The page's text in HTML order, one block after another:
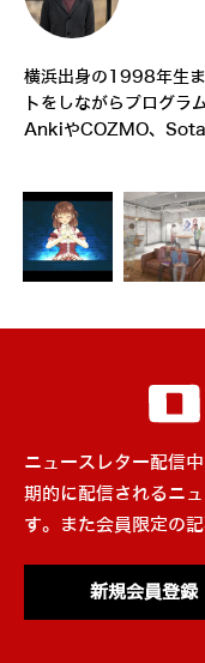
横浜出身の1998年生
トをしながらプログラ
AnkiやCOZMO、Sota
ニュースレター配信
期的に配信されるニ
す。また会員限定の
新規会員登録